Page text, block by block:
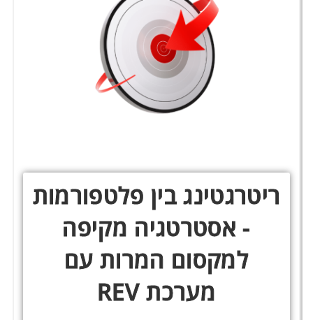
ריטרגטינג בין פלטפורמות
- אסטרטגיה מקיפה
למקסום המרות עם
מערכת REV